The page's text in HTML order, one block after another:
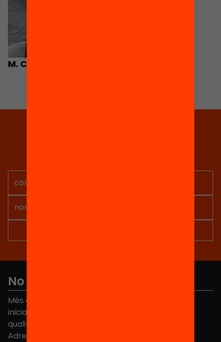
M. Carmen Olaya
No et perdis res
Més de 40.000 persones ja han triat Equitat. Rep
iniciatives, propostes i projectes per millorar la
qualitat de l'educació a Catalunya.
Adreça electrònica